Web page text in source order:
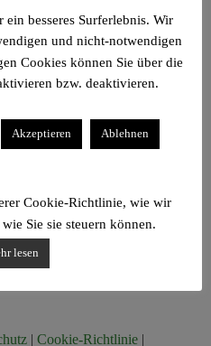
02
30
| Cookie-Richtlinie |
besseres Surferlebnis. Wir
und nicht-notwendigen
Cookies können Sie über die
bzw. deaktivieren.
Akzeptieren Ablehnen
Cookie-Richtlinie, wie wir
Sie sie steuern können.
lesen